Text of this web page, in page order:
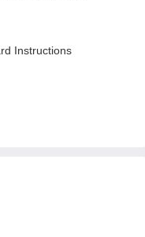
Instructions